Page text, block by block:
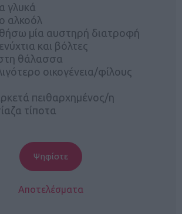
γλυκά
αλκοόλ
μία αυστηρή διατροφή
και βόλτες
θάλασσα
οικογένεια/φίλους
πειθαρχημένος/η
τίποτα
Αποτελέσματα